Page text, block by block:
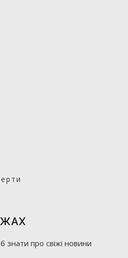
про свіжі новини